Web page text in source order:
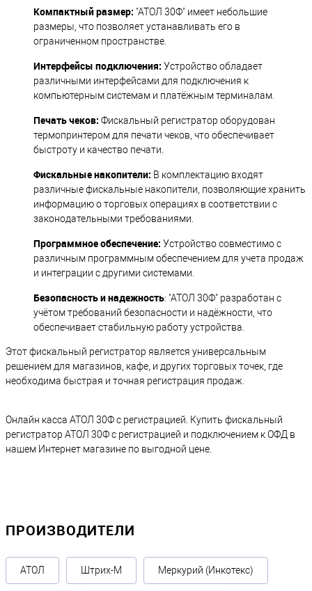
Компактный размер: "АТОЛ 30Ф" имеет небольшие
размеры, что позволяет устанавливать его в
ограниченном пространстве.
Интерфейсы подключения: Устройство обладает
различными интерфейсами для подключения к
компьютерным системам и платёжным терминалам.
Печать чеков: Фискальный регистратор оборудован
термопринтером для печати чеков, что обеспечивает
быстроту и качество печати.
Фискальные накопители: В комплектацию входят
различные фискальные накопители, позволяющие хранить
информацию о торговых операциях в соответствии с
законодательными требованиями.
Программное обеспечение: Устройство совместимо с
различным программным обеспечением для учета продаж
и интеграции с другими системами.
Безопасность и надежность: "АТОЛ 30Ф" разработан с
учётом требований безопасности и надёжности, что
обеспечивает стабильную работу устройства.
Этот фискальный регистратор является универсальным
решением для магазинов, кафе, и других торговых точек, где
необходима быстрая и точная регистрация продаж.
Онлайн касса АТОЛ 30Ф с регистрацией. Купить фискальный
регистратор АТОЛ 30Ф с регистрацией и подключением к ОФД в
нашем Интернет магазине по выгодной цене.
ПРОИЗВОДИТЕЛИ
АТОЛ Штрих-М Меркурий (Инкотекс)